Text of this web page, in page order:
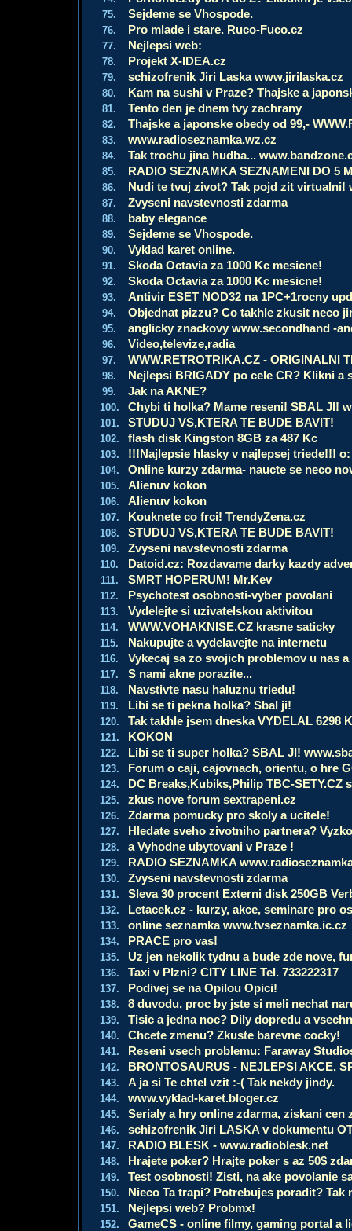
75. Sejdeme se Vhospode.
76. Pro mlade i stare. Ruco-Fuco.cz
77. Nejlepsi web:
78. Projekt X-IDEA.cz
79. schizofrenik Jiri Laska www.jirilaska.cz
80. Kam na sushi v Praze? Thajske a
81. Tento den je dnem tvy zachrany
82. Thajske a japonske obedy od 99,-
83. www.radioseznamka.wz.cz
84. Tak trochu jina hudba...
85. RADIO SEZNAMKA SEZNAMENI DO 5
86. Nudi te tvuj zivot? Tak pojd zit virtualni!
87. Zvyseni navstevnosti zdarma
88. baby elegance
89. Sejdeme se Vhospode.
90. Vyklad karet online.
91. Skoda Octavia za 1000 Kc mesicne!
92. Skoda Octavia za 1000 Kc mesicne!
93. Antivir ESET NOD32 na 1PC+1rocny
94. Objednat pizzu? Co takhle zkusit neco
95. anglicky znackovy www.secondhand -
96. Video,televize,radia
97. WWW.RETROTRIKA.CZ - ORIGINALNI
98. Nejlepsi BRIGADY po cele CR? Klikni a
99. Jak na AKNE?
100. Chybi ti holka? Mame reseni! SBAL JI!
101. STUDUJ VS,KTERA TE BUDE BAVIT!
102. flash disk Kingston 8GB za 487 Kc
103. !!!Najlepsie hlasky v najlepsej triede!!!
104. Online kurzy zdarma- naucte se neco
105. Alienuv kokon
106. Alienuv kokon
107. Kouknete co frci! TrendyZena.cz
108. STUDUJ VS,KTERA TE BUDE BAVIT!
109. Zvyseni navstevnosti zdarma
110. Datoid.cz: Rozdavame darky kazdy
111. SMRT HOPERUM! Mr.Kev
112. Psychotest osobnosti-vyber povolani
113. Vydelejte si uzivatelskou aktivitou
114. WWW.VOHAKNISE.CZ krasne saticky
115. Nakupujte a vydelavejte na internetu
116. Vykecaj sa zo svojich problemov u nas
117. S nami akne porazite...
118. Navstivte nasu haluznu triedu!
119. Libi se ti pekna holka? Sbal ji!
120. Tak takhle jsem dneska VYDELAL 6298
121. KOKON
122. Libi se ti super holka? SBAL JI!
123. Forum o caji, cajovnach, orientu, o hre
124. DC Breaks,Kubiks,Philip TBC-SETY.CZ
125. zkus nove forum sextrapeni.cz
126. Zdarma pomucky pro skoly a ucitele!
127. Hledate sveho zivotniho partnera?
128. a Vyhodne ubytovani v Praze !
129. RADIO SEZNAMKA
130. Zvyseni navstevnosti zdarma
131. Sleva 30 procent Externi disk 250GB
132. Letacek.cz - kurzy, akce, seminare pro
133. online seznamka www.tvseznamka.ic.cz
134. PRACE pro vas!
135. Uz jen nekolik tydnu a bude zde nove,
136. Taxi v Plzni? CITY LINE Tel. 733222317
137. Podivej se na Opilou Opici!
138. 8 duvodu, proc by jste si meli nechat
139. Tisic a jedna noc? Dily dopredu a
140. Chcete zmenu? Zkuste barevne cocky!
141. Reseni vsech problemu: Faraway
142. BRONTOSAURUS - NEJLEPSI AKCE,
143. A ja si Te chtel vzit :-( Tak nekdy jindy.
144. www.vyklad-karet.bloger.cz
145. Serialy a hry online zdarma, ziskani cen
146. schizofrenik Jiri LASKA v dokumentu
147. RADIO BLESK - www.radioblesk.net
148. Hrajete poker? Hrajte poker s az 50$
149. Test osobnosti! Zisti, na ake povolanie
150. Nieco Ta trapi? Potrebujes poradit? Tak
151. Nejlepsi web? Probmx!
152. GameCS - online filmy, gaming portal a